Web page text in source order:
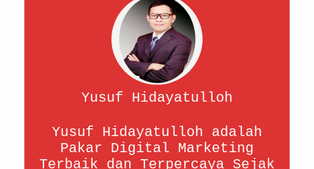
Yusuf Hidayatulloh
Yusuf Hidayatulloh adalah
Pakar Digital Marketing
Terbaik dan Terpercaya Sejak